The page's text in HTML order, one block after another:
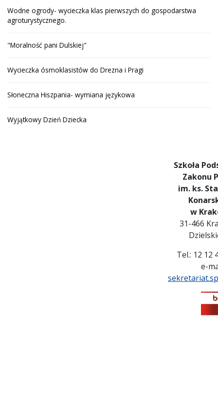
Wodne ogrody- wycieczka klas pierwszych do gospodarstwa
agroturystycznego.
"Moralność pani Dulskiej"
Wycieczka ósmoklasistów do Drezna i Pragi
Słoneczna Hiszpania- wymiana językowa
Wyjątkowy Dzień Dziecka
Szkoła
Zakonu
im. ks.
w
31-466
Tel.: 12 12
e-